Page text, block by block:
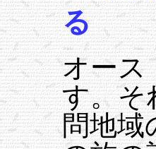
る
オース
す。そ
問地域